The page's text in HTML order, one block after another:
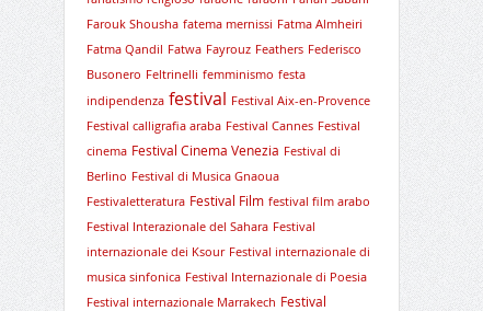
Farouk Shousha fatema mernissi Fatma Almheiri
Fatma Qandil Fatwa Fayrouz Feathers Federisco
Busonero Feltrinelli femminismo festa
indipendenza festival Festival Aix-en-Provence
Festival calligrafia araba Festival Cannes Festival
cinema Festival Cinema Venezia Festival di
Berlino Festival di Musica Gnaoua
Festivaletteratura Festival Film festival film arabo
Festival Interazionale del Sahara Festival
internazionale dei Ksour Festival internazionale di
musica sinfonica Festival Internazionale di Poesia
Festival internazionale Marrakech Festival